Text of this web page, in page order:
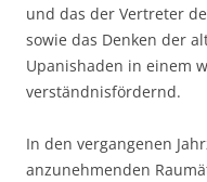
und das der Vertreter
sowie das Denken der
Upanishaden in einem
verständnisfördernd.
In den vergangenen
anzunehmenden